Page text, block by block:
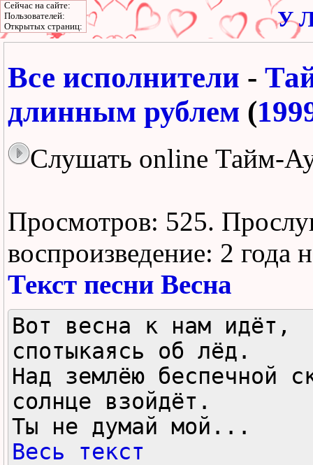
У
Все исполнители -
длинным рублем (
Слушать online Тайм-
Просмотров: 525.
воспроизведение: 2 года
Текст песни Весна
Вот весна к нам идёт,
спотыкаясь об лёд.
Над землёю беспечной
солнце взойдёт.
Ты не думай мой...
Весь текст
Сейчас на сайте:
Пользователей:
Открытых страниц: